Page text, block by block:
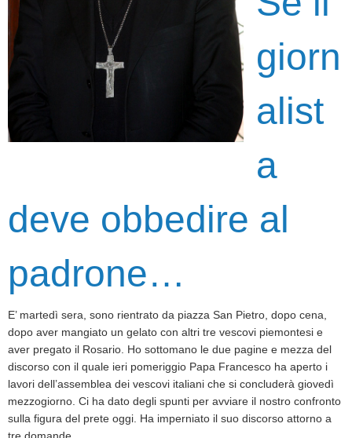
giorn
alist
a
deve obbedire al
padrone…
E’ martedì sera, sono rientrato da piazza San Pietro, dopo cena,
dopo aver mangiato un gelato con altri tre vescovi piemontesi e
aver pregato il Rosario. Ho sottomano le due pagine e mezza del
discorso con il quale ieri pomeriggio Papa Francesco ha aperto i
lavori dell’assemblea dei vescovi italiani che si concluderà giovedì
mezzogiorno. Ci ha dato degli spunti per avviare il nostro confronto
sulla figura del prete oggi. Ha imperniato il suo discorso attorno a
tre domande.